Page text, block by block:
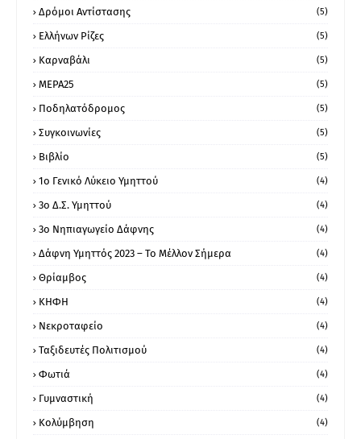
Δρόμοι Αντίστασης (5)
Ελλήνων Ρίζες (5)
Καρναβάλι (5)
ΜΕΡΑ25 (5)
Ποδηλατόδρομος (5)
Συγκοινωνίες (5)
Βιβλίο (5)
1ο Γενικό Λύκειο Υμηττού (4)
3ο Δ.Σ. Υμηττού (4)
3ο Νηπιαγωγείο Δάφνης (4)
Δάφνη Υμηττός 2023 – Το Μέλλον Σήμερα (4)
Θρίαμβος (4)
ΚΗΦΗ (4)
Νεκροταφείο (4)
Ταξιδευτές Πολιτισμού (4)
Φωτιά (4)
Γυμναστική (4)
Κολύμβηση (4)